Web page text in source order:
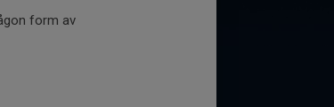
form av